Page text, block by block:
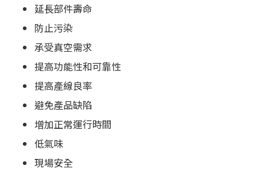
延長部件壽命
防止污染
承受真空需求
提高功能性和可靠性
提高產線良率
避免產品缺陷
增加正常運行時間
低氣味
現場安全